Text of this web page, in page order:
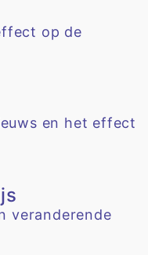
op de
en het effect
veranderende